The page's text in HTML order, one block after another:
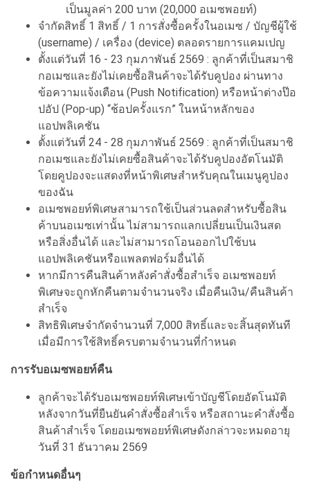
เป็นมูลค่า 200 บาท (20,000 อเมซพอยท์)
จำกัดสิทธิ์ 1 สิทธิ์ / 1 การสั่งซื้อครั้งในอเมซ / บัญชีผู้ใช้
(username) / เครื่อง (device) ตลอดรายการแคมเปญ
ตั้งแต่วันที่ 16 - 23 กุมภาพันธ์ 2569 : ลูกค้าที่เป็นสมาชิ
กอเมซและยังไม่เคยซื้อสินค้าจะได้รับคูปอง ผ่านทาง
ข้อความแจ้งเตือน (Push Notification) หรือหน้าต่างป๊อ
ปอัป (Pop-up) “ช้อปครั้งแรก” ในหน้าหลักของ
แอปพลิเคชัน
ตั้งแต่วันที่ 24 - 28 กุมภาพันธ์ 2569 : ลูกค้าที่เป็นสมาชิ
กอเมซและยังไม่เคยซื้อสินค้าจะได้รับคูปองอัตโนมัติ
โดยคูปองจะแสดงที่หน้าพิเศษสำหรับคุณในเมนูคูปอง
ของฉัน
อเมซพอยท์พิเศษสามารถใช้เป็นส่วนลดสำหรับซื้อสิน
ค้าบนอเมซเท่านั้น ไม่สามารถแลกเปลี่ยนเป็นเงินสด
หรือสิ่งอื่นได้ และไม่สามารถโอนออกไปใช้บน
แอปพลิเคชันหรือแพลตฟอร์มอื่นได้
หากมีการคืนสินค้าหลังคำสั่งซื้อสำเร็จ อเมซพอยท์
พิเศษจะถูกหักคืนตามจำนวนจริง เมื่อคืนเงิน/คืนสินค้า
สำเร็จ
สิทธิพิเศษจำกัดจำนวนที่ 7,000 สิทธิ์และจะสิ้นสุดทันที
เมื่อมีการใช้สิทธิ์ครบตามจำนวนที่กำหนด
การรับอเมซพอยท์คืน
ลูกค้าจะได้รับอเมซพอยท์พิเศษเข้าบัญชีโดยอัตโนมัติ
หลังจากวันที่ยืนยันคำสั่งซื้อสำเร็จ หรือสถานะคำสั่งซื้อ
สินค้าสำเร็จ โดยอเมซพอยท์พิเศษดังกล่าวจะหมดอายุ
วันที่ 31 ธันวาคม 2569
ข้อกำหนดอื่นๆ